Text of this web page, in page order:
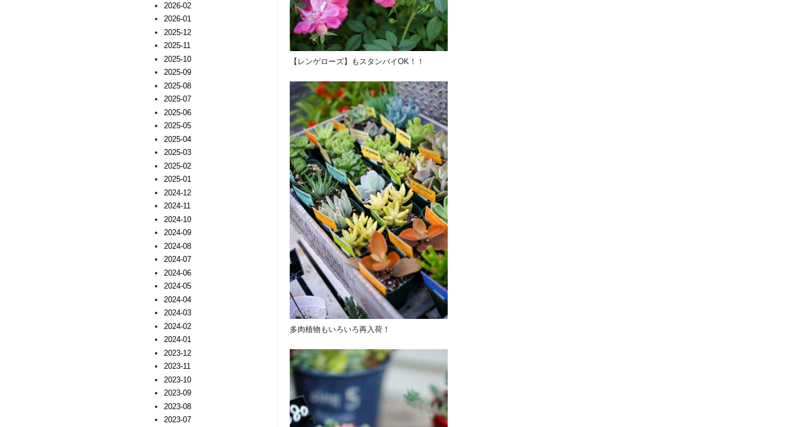
【レンゲローズ】もスタンバイOK！！
多肉植物もいろいろ再入荷！
2026-02
2026-01
2025-12
2025-11
2025-10
2025-09
2025-08
2025-07
2025-06
2025-05
2025-04
2025-03
2025-02
2025-01
2024-12
2024-11
2024-10
2024-09
2024-08
2024-07
2024-06
2024-05
2024-04
2024-03
2024-02
2024-01
2023-12
2023-11
2023-10
2023-09
2023-08
2023-07